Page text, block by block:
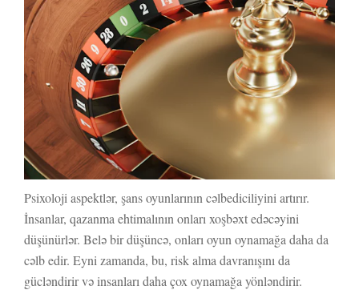
Psixoloji aspektlər, şans oyunlarının cəlbediciliyini artırır.
İnsanlar, qazanma ehtimalının onları xoşbəxt edəcəyini
düşünürlər. Belə bir düşüncə, onları oyun oynamağa daha da
cəlb edir. Eyni zamanda, bu, risk alma davranışını da
gücləndirir və insanları daha çox oynamağa yönləndirir.